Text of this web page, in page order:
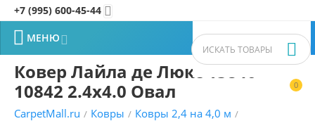
+7 (995) 600-45-44 
0


 МЕНЮ
Ковер Лайла де Люкс 15840
10842 2.4x4.0 Овал
CarpetMall.ru / Ковры / Ковры 2,4 на 4,0 м /